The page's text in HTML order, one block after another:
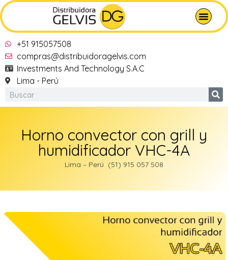
+51 915057508
compras@distribuidoragelvis.com
Investments And Technology S.A.C
Lima - Perú
Horno convector con grill y
humidificador VHC-4A
Lima – Perú (51) 915 057 508